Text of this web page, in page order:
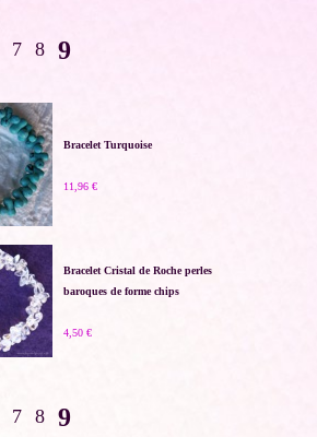
7 8 9
Bracelet Turquoise
11,96 €
Bracelet Cristal de Roche perles
baroques de forme chips
4,50 €
7 8 9